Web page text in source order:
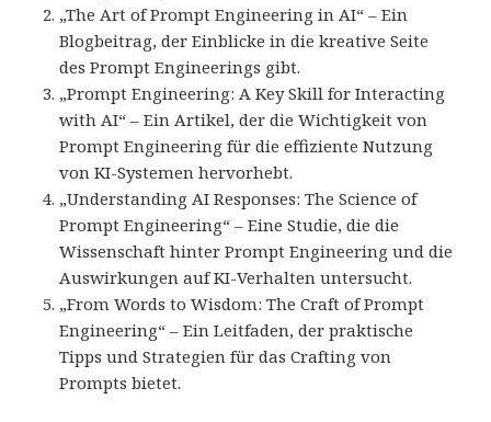
„The Art of Prompt Engineering in AI“ – Ein
Blogbeitrag, der Einblicke in die kreative Seite
des Prompt Engineerings gibt.
„Prompt Engineering: A Key Skill for Interacting
with AI“ – Ein Artikel, der die Wichtigkeit von
Prompt Engineering für die effiziente Nutzung
von KI-Systemen hervorhebt.
„Understanding AI Responses: The Science of
Prompt Engineering“ – Eine Studie, die die
Wissenschaft hinter Prompt Engineering und die
Auswirkungen auf KI-Verhalten untersucht.
„From Words to Wisdom: The Craft of Prompt
Engineering“ – Ein Leitfaden, der praktische
Tipps und Strategien für das Crafting von
Prompts bietet.